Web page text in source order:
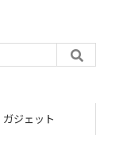
ガジェット